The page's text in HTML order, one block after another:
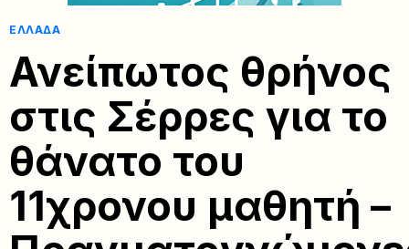
ΕΛΛΆΔΑ
Ανείπωτος θρήνος
στις Σέρρες για το
θάνατο του
11χρονου μαθητή –